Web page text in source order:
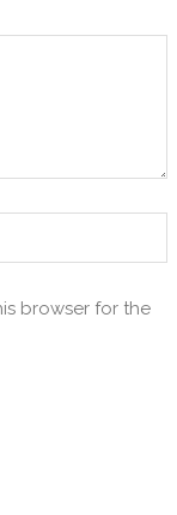
browser for the